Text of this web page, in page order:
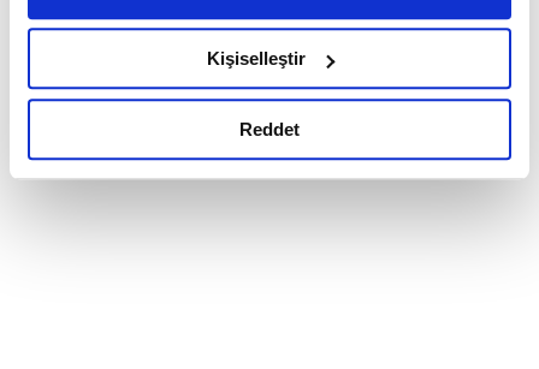
6698 sayılı Kişisel Verilerin Korunması Kanunu uyarınca
okumak ve sitemizi ziyaretiniz kapsamında
gerçekleştirilen veri işleme faaliyetleri ile ilgili daha
detaylı bilgi almak için lütfentıklayınız.
Kişiselleştir
Reddet